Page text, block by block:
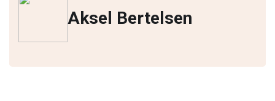
Aksel Bertelsen